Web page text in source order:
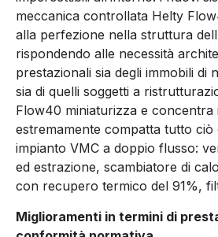
meccanica controllata Helty
alla perfezione nella struttura
rispondendo alle necessità
prestazionali sia degli immobili di
sia di quelli soggetti a
Flow40 miniaturizza e concentra
estremamente compatta tutto
impianto VMC a doppio flusso:
ed estrazione, scambiatore di
con recupero termico del 91%,
Miglioramenti in termini di